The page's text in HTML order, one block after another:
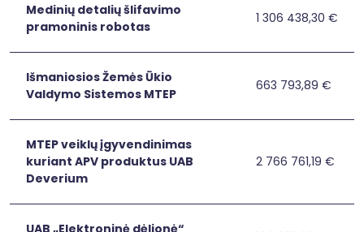
kūrinių
vertinimo/vertės
prototipo
sukūrimas
Medinių
pramoninis
robotas
Medinių detalių šlifavimo
pramoninis robotas
Medinių detalių
1 306 438,30 €
Išmaniosios
Valdymo
Sistemos
MTEP
Išmaniosios Žemės Ūkio
Valdymo Sistemos MTEP
Išmaniosios
663 793,89 €
MTEP
veiklų
įgyvendinimas
MTEP veiklų įgyvendinimas
kuriant APV produktus UAB
Deverium
MTEP veiklų
2 766 761,19 €
UAB „Elektroninė dėlionė“